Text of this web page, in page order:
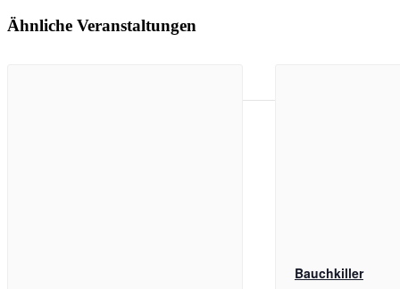
Ähnliche Veranstaltungen
Bauchkiller